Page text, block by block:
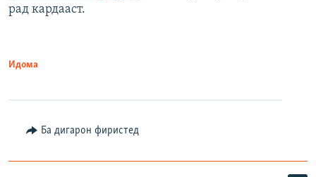
рад кардааст.
Идома
Ба дигарон фиристед